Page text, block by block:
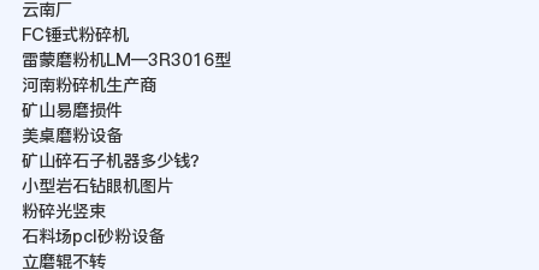
云南厂
FC锤式粉碎机
雷蒙磨粉机LM—3R3016型
河南粉碎机生产商
矿山易磨损件
美桌磨粉设备
矿山碎石子机器多少钱？
小型岩石钻眼机图片
粉碎光竖束
石料场pcl砂粉设备
立磨辊不转